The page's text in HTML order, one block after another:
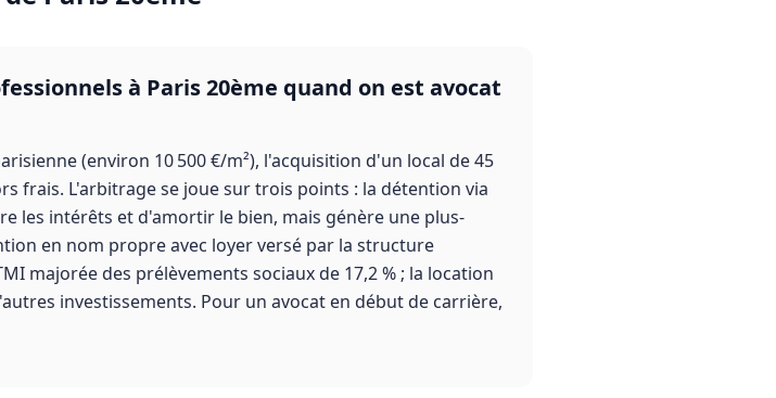
à Paris 20ème quand on est avocat
(environ 10 500 €/m²), l'acquisition d'un local de 45
frais. L'arbitrage se joue sur trois points : la détention via
les intérêts et d'amortir le bien, mais génère une plus-
en nom propre avec loyer versé par la structure
majorée des prélèvements sociaux de 17,2 % ; la location
investissements. Pour un avocat en début de carrière,